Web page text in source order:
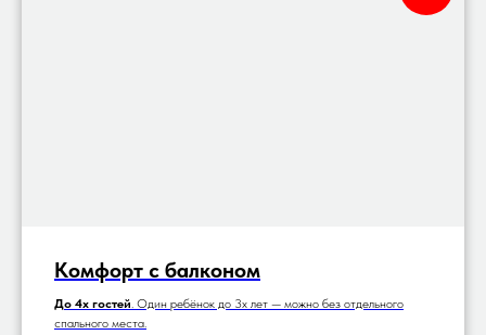
Комфорт с балконом
До 4х гостей. Один ребёнок до 3х лет — можно без отдельного
спального места.